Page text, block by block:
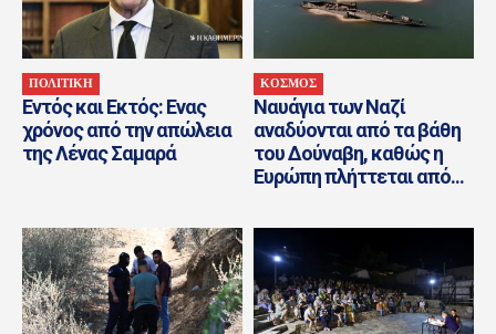
ΠΟΛΙΤΙΚΗ
Εντός και Εκτός: Eνας
χρόνος από την απώλεια
της Λένας Σαμαρά
ΚΟΣΜΟΣ
Ναυάγια των Ναζί
αναδύονται από τα βάθη
του Δούναβη, καθώς η
Ευρώπη πλήττεται από...